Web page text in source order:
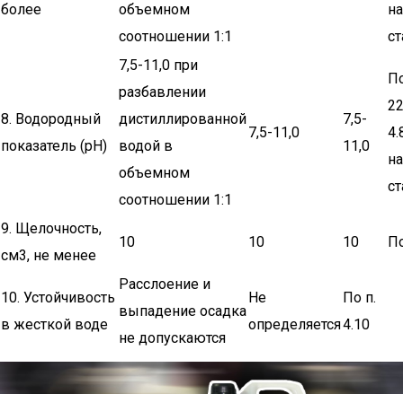
более
объемном
соотношении 1:1
8. Водородный
показатель (рН)
7,5-11,0 при
разбавлении
дистиллированной
водой в
объемном
соотношении 1:1
7,5-11,0
7,5-
11,0
9. Щелочность,
см3, не менее
10 10 10
10. Устойчивость
в жесткой воде
Расслоение и
выпадение осадка
не допускаются
Не
определяется
По п.
4.10